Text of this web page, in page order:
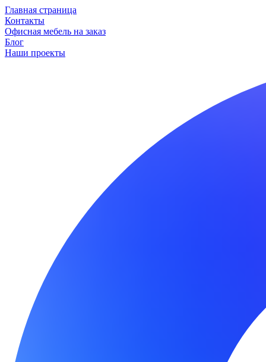
Главная страница
Контакты
Офисная мебель на заказ
Блог
Наши проекты